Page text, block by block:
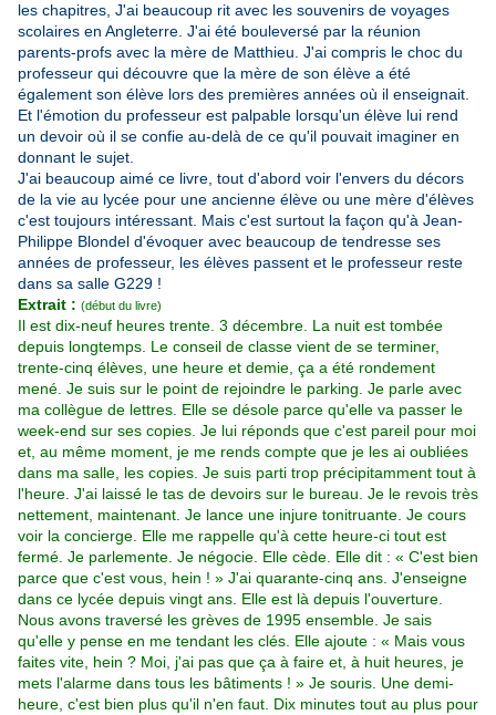
les chapitres, J'ai beaucoup rit avec les souvenirs de voyages
scolaires en Angleterre. J'ai été bouleversé par la réunion
parents-profs avec la mère de Matthieu. J'ai compris le choc du
professeur qui découvre que la mère de son élève a été
également son élève lors des premières années où il enseignait.
Et l'émotion du professeur est palpable lorsqu'un élève lui rend
un devoir où il se confie au-delà de ce qu'il pouvait imaginer en
donnant le sujet.
J'ai beaucoup aimé ce livre, tout d'abord voir l'envers du décors
de la vie au lycée pour une ancienne élève ou une mère d'élèves
c'est toujours intéressant. Mais c'est surtout la façon qu'à Jean-
Philippe Blondel d'évoquer avec beaucoup de tendresse ses
années de professeur, les élèves passent et le professeur reste
dans sa salle G229 !
Extrait : (début du livre)
Il est dix-neuf heures trente. 3 décembre. La nuit est tombée
depuis longtemps. Le conseil de classe vient de se terminer,
trente-cinq élèves, une heure et demie, ça a été rondement
mené. Je suis sur le point de rejoindre le parking. Je parle avec
ma collègue de lettres. Elle se désole parce qu'elle va passer le
week-end sur ses copies. Je lui réponds que c'est pareil pour moi
et, au même moment, je me rends compte que je les ai oubliées
dans ma salle, les copies. Je suis parti trop précipitamment tout à
l'heure. J'ai laissé le tas de devoirs sur le bureau. Je le revois très
nettement, maintenant. Je lance une injure tonitruante. Je cours
voir la concierge. Elle me rappelle qu'à cette heure-ci tout est
fermé. Je parlemente. Je négocie. Elle cède. Elle dit : « C'est bien
parce que c'est vous, hein ! » J'ai quarante-cinq ans. J'enseigne
dans ce lycée depuis vingt ans. Elle est là depuis l'ouverture.
Nous avons traversé les grèves de 1995 ensemble. Je sais
qu'elle y pense en me tendant les clés. Elle ajoute : « Mais vous
faites vite, hein ? Moi, j'ai pas que ça à faire et, à huit heures, je
mets l'alarme dans tous les bâtiments ! » Je souris. Une demi-
heure, c'est bien plus qu'il n'en faut. Dix minutes tout au plus pour